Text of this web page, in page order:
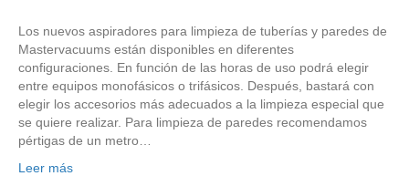
Los nuevos aspiradores para limpieza de tuberías y paredes de
Mastervacuums están disponibles en diferentes
configuraciones. En función de las horas de uso podrá elegir
entre equipos monofásicos o trifásicos. Después, bastará con
elegir los accesorios más adecuados a la limpieza especial que
se quiere realizar. Para limpieza de paredes recomendamos
pértigas de un metro…
Leer más